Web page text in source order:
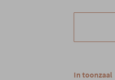
In toonzaal